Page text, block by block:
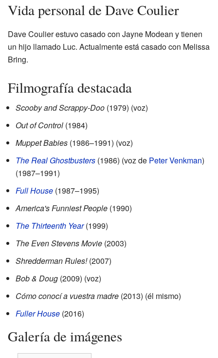
Vida personal de Dave Coulier
Dave Coulier estuvo casado con Jayne Modean y tienen
un hijo llamado Luc. Actualmente está casado con Melissa
Bring.
Filmografía destacada
Scooby and Scrappy-Doo (1979) (voz)
Out of Control (1984)
Muppet Babies (1986–1991) (voz)
The Real Ghostbusters (1986) (voz de Peter Venkman)
(1987–1991)
Full House (1987–1995)
America's Funniest People (1990)
The Thirteenth Year(1999)
The Even Stevens Movie (2003)
Shredderman Rules!(2007)
Bob & Doug (2009) (voz)
Cómo conocí a vuestra madre (2013) (él mismo)
Fuller House (2016)
Galería de imágenes